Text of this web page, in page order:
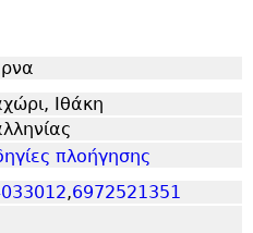
Ιθάκη
πλοήγησης
,6972521351